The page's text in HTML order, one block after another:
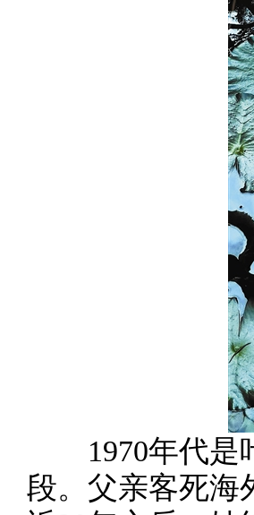
1970年代是叶
段。父亲客死海